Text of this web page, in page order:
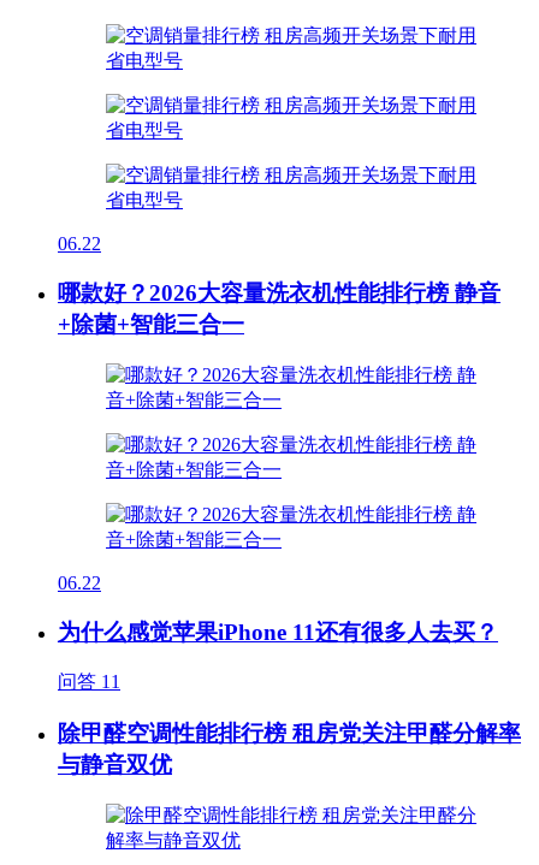
06.22
哪款好？2026大容量洗衣机性能排行榜 静音
+除菌+智能三合一
06.22
为什么感觉苹果iPhone 11还有很多人去买？
问答 11
除甲醛空调性能排行榜 租房党关注甲醛分解率
与静音双优